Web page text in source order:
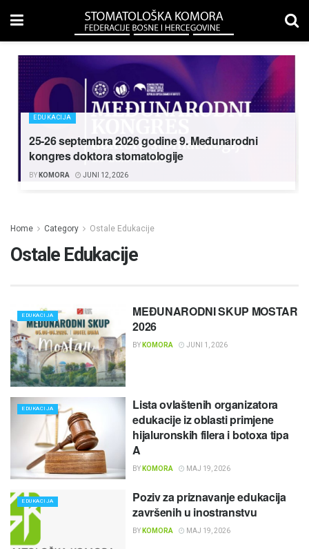
EDUKACIJA
25-26 septembra 2026 godine 9. Međunarodni
kongres doktora stomatologije
BY KOMORA JUNI 12, 2026
Home Category Ostale Edukacije
Ostale Edukacije
EDUKACIJA
MEĐUNARODNI SKUP MOSTAR
2026
BY KOMORA JUNI 1, 2026
EDUKACIJA
Lista ovlaštenih organizatora
edukacije iz oblasti primjene
hijaluronskih filera i botoxa tipa
A
BY KOMORA MAJ 19, 2026
EDUKACIJA
Poziv za priznavanje edukacija
završenih u inostranstvu
BY KOMORA MAJ 19, 2026